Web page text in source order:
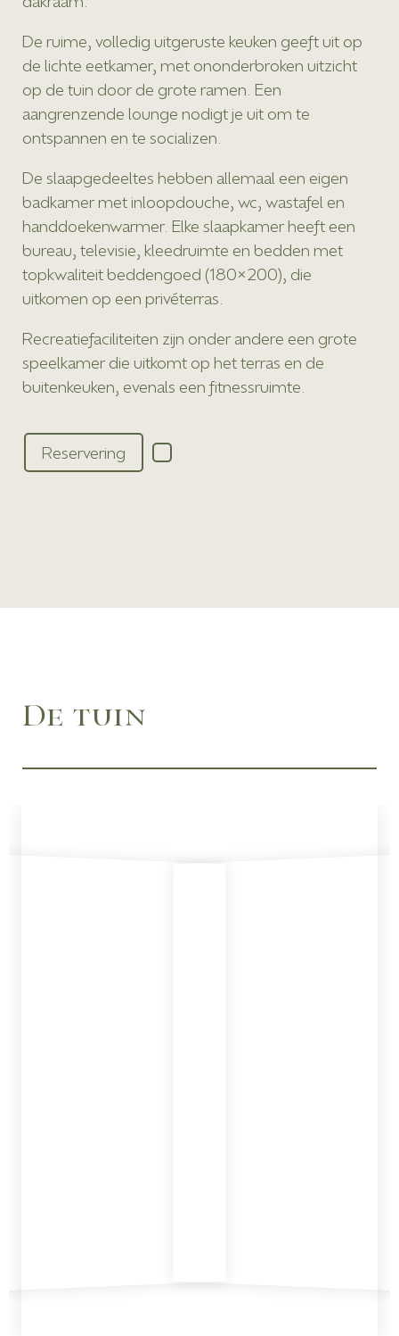
De ruime, volledig uitgeruste keuken geeft uit op
de lichte eetkamer, met ononderbroken uitzicht
op de tuin door de grote ramen. Een
aangrenzende lounge nodigt je uit om te
ontspannen en te socializen.
De slaapgedeeltes hebben allemaal een eigen
badkamer met inloopdouche, wc, wastafel en
handdoekenwarmer. Elke slaapkamer heeft een
bureau, televisie, kleedruimte en bedden met
topkwaliteit beddengoed (180×200), die
uitkomen op een privéterras.
Recreatiefaciliteiten zijn onder andere een grote
speelkamer die uitkomt op het terras en de
buitenkeuken, evenals een fitnessruimte.
Reservering
De tuin